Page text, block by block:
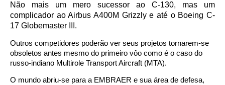
Não mais um mero sucessor ao C-130, mas um
complicador ao Airbus A400M Grizzly e até o Boeing C-
17 Globemaster III.
Outros competidores poderão ver seus projetos tornarem-se
obsoletos antes mesmo do primeiro vôo como é o caso do
russo-indiano Multirole Transport Aircraft (MTA).
O mundo abriu-se para a EMBRAER e sua área de defesa,